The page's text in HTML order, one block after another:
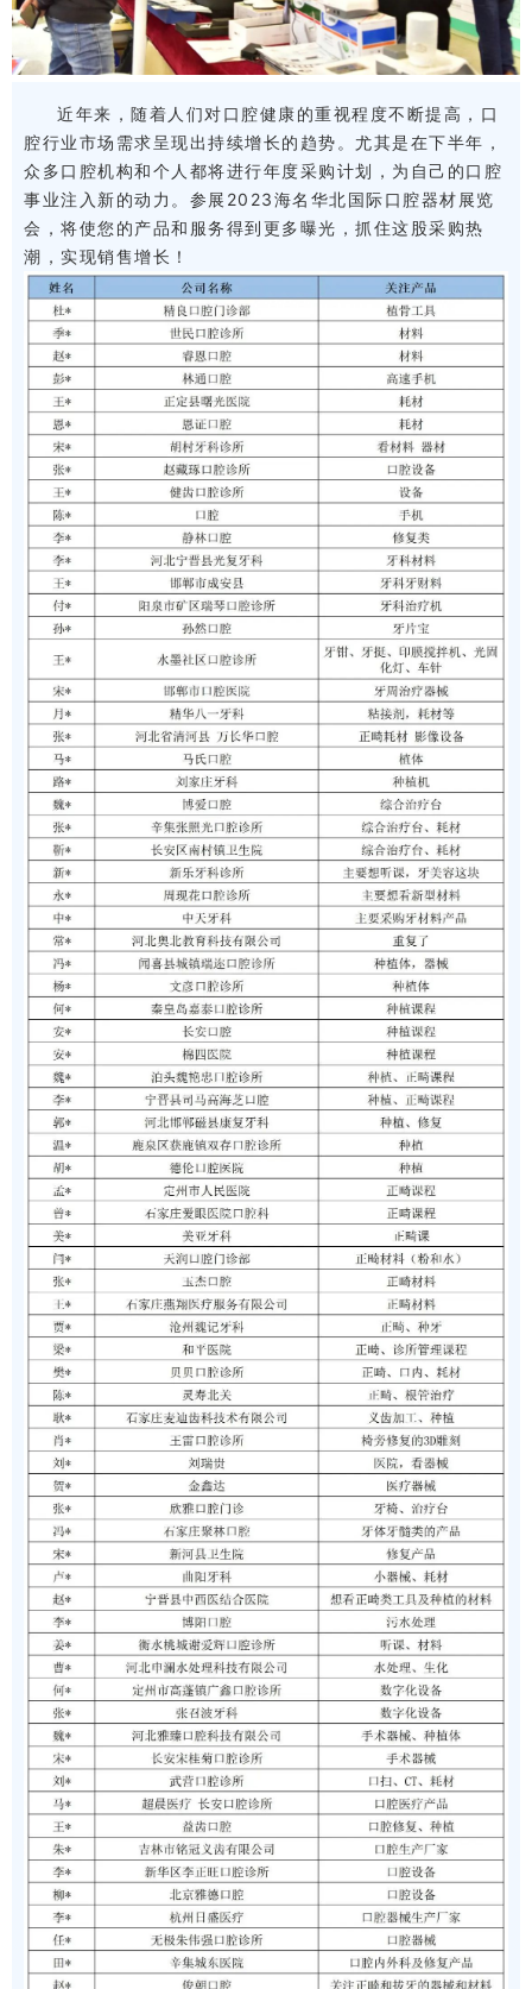
近年来，随着人们对口腔健康的重视程度不断提高，口
腔行业市场需求呈现出持续增长的趋势。尤其是在下半年，
众多口腔机构和个人都将进行年度采购计划，为自己的口腔
事业注入新的动力。参展 2023海名华北国际口腔器材展览
会 ，将使您的产品和服务得到更多曝光，抓住这股采购热
潮，实现销售增长！